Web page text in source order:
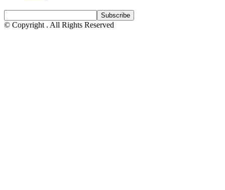
© Copyright . All Rights Reserved